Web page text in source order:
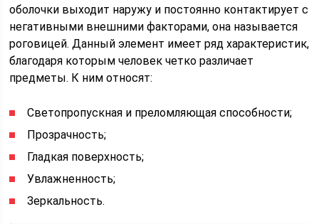
оболочки выходит наружу и постоянно контактирует с
негативными внешними факторами, она называется
роговицей. Данный элемент имеет ряд характеристик,
благодаря которым человек четко различает
предметы. К ним относят:
Светопропускная и преломляющая способности;
Прозрачность;
Гладкая поверхность;
Увлажненность;
Зеркальность.